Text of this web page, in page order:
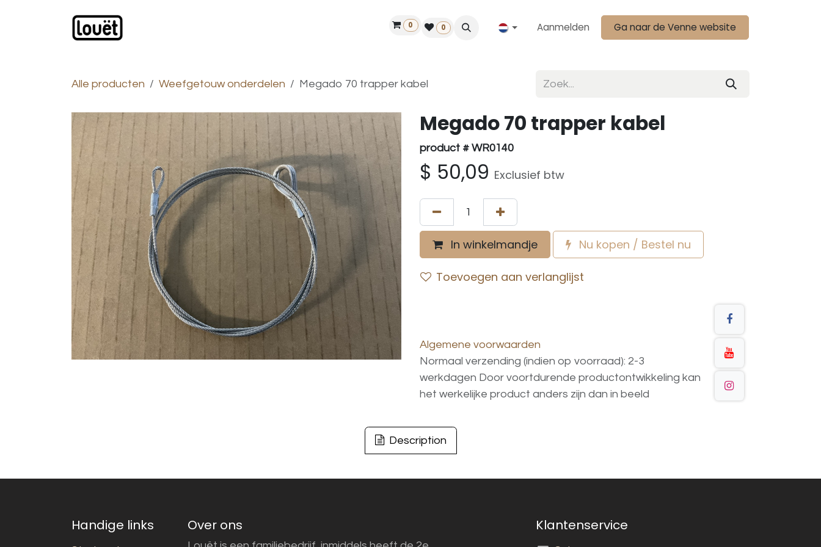
Vind een dealer
0 0 Aanmelden Ga naar de Venne website
Alle producten Weefgetouw onderdelen Megado 70 trapper kabel
Megado 70 trapper kabel
product # WR0140
$ 50,09 Exclusief btw
In winkelmandje Nu kopen / Bestel nu
Toevoegen aan verlanglijst
Algemene voorwaarden
Normaal verzending (indien op voorraad): 2-3
werkdagen Door voortdurende productontwikkeling kan
het werkelijke product anders zijn dan in beeld
Description
Handige links Over ons Klantenservice